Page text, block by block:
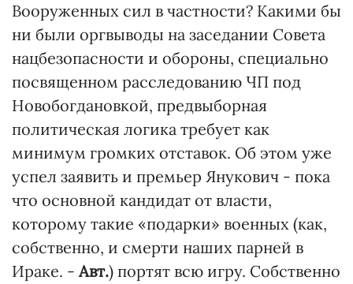
Вооруженных сил в частности? Какими бы
ни были оргвыводы на заседании Совета
нацбезопасности и обороны, специально
посвященном расследованию ЧП под
Новобогдановкой, предвыборная
политическая логика требует как
минимум громких отставок. Об этом уже
успел заявить и премьер Янукович - пока
что основной кандидат от власти,
которому такие «подарки» военных (как,
собственно, и смерти наших парней в
Ираке. -Авт.) портят всю игру. Собственно